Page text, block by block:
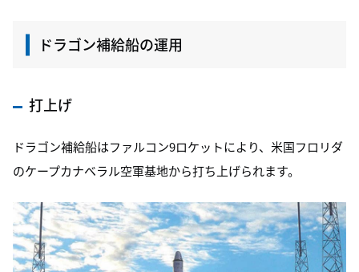
ドラゴン補給船の運用
打上げ
ドラゴン補給船はファルコン9ロケットにより、米国フロリダ
のケープカナベラル空軍基地から打ち上げられます。